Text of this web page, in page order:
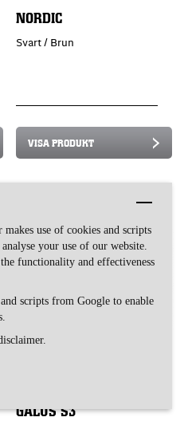
use of cookies and scripts
your use of our website.
functionality and effectiveness
scripts from Google to enable
NORDIC
Svart / Brun
VISA PRODUKT
GALUS S3